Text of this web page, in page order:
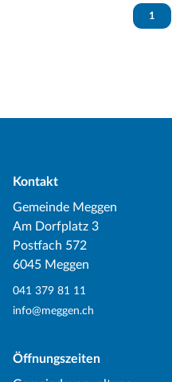
1
Kontakt
Gemeinde Meggen
Am Dorfplatz 3
Postfach 572
6045 Meggen
041 379 81 11
info@meggen.ch
Öffnungszeiten